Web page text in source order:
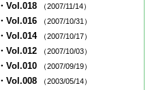
・Vol.018 （2007/11/14）
・Vol.016 （2007/10/31）
・Vol.014 （2007/10/17）
・Vol.012 （2007/10/03）
・Vol.010 （2007/09/19）
・Vol.008 （2003/05/14）